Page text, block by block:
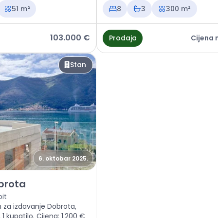
51 m²
103.000 €
Cijena: Na upit
8 3 300 m²
Prodaja Cijena
Stan
6. oktobar 2025.
Kotor, Dobrota
za izdavanje Dobrota,
kupatilo. Cijena: 1.200 €